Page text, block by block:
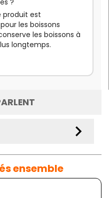
?
produit est
les boissons
les boissons à
longtemps.
keyboard_arrow_down
ensemble